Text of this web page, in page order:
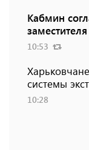
Кабмин
10:53
системы
10:28